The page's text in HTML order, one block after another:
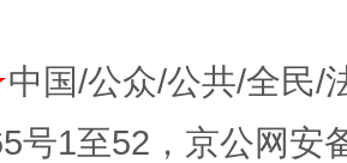
中国/公众/公共/全民/
号1至52，京公网安